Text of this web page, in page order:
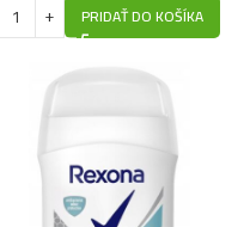
PRIDAŤ DO KOŠÍKA